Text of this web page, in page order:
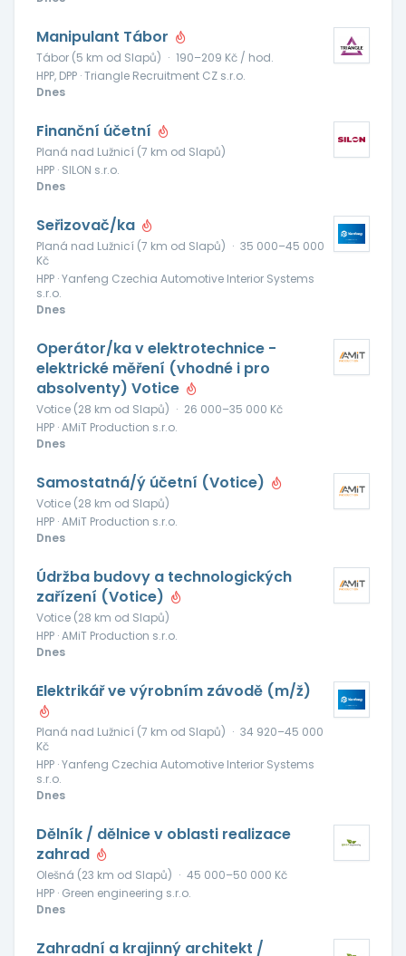
Manipulant Tábor
Tábor (5 km od Slapů) · 190–209 Kč / hod.
HPP, DPP · Triangle Recruitment CZ s.r.o.
Dnes
Finanční účetní
Planá nad Lužnicí (7 km od Slapů)
HPP · SILON s.r.o.
Dnes
Seřizovač/ka
Planá nad Lužnicí (7 km od Slapů) · 35 000–45 000
Kč
HPP · Yanfeng Czechia Automotive Interior Systems
s.r.o.
Dnes
Operátor/ka v elektrotechnice -
elektrické měření (vhodné i pro
absolventy) Votice
Votice (28 km od Slapů) · 26 000–35 000 Kč
HPP · AMiT Production s.r.o.
Dnes
Samostatná/ý účetní (Votice)
Votice (28 km od Slapů)
HPP · AMiT Production s.r.o.
Dnes
Údržba budovy a technologických
zařízení (Votice)
Votice (28 km od Slapů)
HPP · AMiT Production s.r.o.
Dnes
Elektrikář ve výrobním závodě (m/ž)
Planá nad Lužnicí (7 km od Slapů) · 34 920–45 000
Kč
HPP · Yanfeng Czechia Automotive Interior Systems
s.r.o.
Dnes
Dělník / dělnice v oblasti realizace
zahrad
Olešná (23 km od Slapů) · 45 000–50 000 Kč
HPP · Green engineering s.r.o.
Dnes
Zahradní a krajinný architekt /